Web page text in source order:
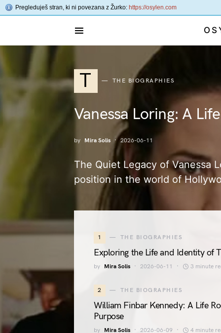
Pregleduješ stran, ki ni povezana z Žurko: https://osylen.com